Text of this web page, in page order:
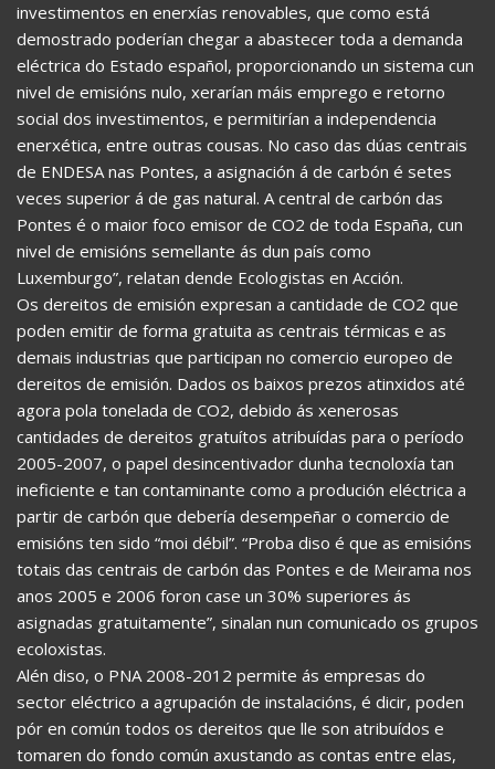
investimentos en enerxías renovables, que como está
demostrado poderían chegar a abastecer toda a demanda
eléctrica do Estado español, proporcionando un sistema cun
nivel de emisións nulo, xerarían máis emprego e retorno
social dos investimentos, e permitirían a independencia
enerxética, entre outras cousas. No caso das dúas centrais
de ENDESA nas Pontes, a asignación á de carbón é setes
veces superior á de gas natural. A central de carbón das
Pontes é o maior foco emisor de CO2 de toda España, cun
nivel de emisións semellante ás dun país como
Luxemburgo”, relatan dende Ecologistas en Acción.
Os dereitos de emisión expresan a cantidade de CO2 que
poden emitir de forma gratuita as centrais térmicas e as
demais industrias que participan no comercio europeo de
dereitos de emisión. Dados os baixos prezos atinxidos até
agora pola tonelada de CO2, debido ás xenerosas
cantidades de dereitos gratuítos atribuídas para o período
2005-2007, o papel desincentivador dunha tecnoloxía tan
ineficiente e tan contaminante como a produción eléctrica a
partir de carbón que debería desempeñar o comercio de
emisións ten sido “moi débil”. “Proba diso é que as emisións
totais das centrais de carbón das Pontes e de Meirama nos
anos 2005 e 2006 foron case un 30% superiores ás
asignadas gratuitamente”, sinalan nun comunicado os grupos
ecoloxistas.
Alén diso, o PNA 2008-2012 permite ás empresas do
sector eléctrico a agrupación de instalacións, é dicir, poden
pór en común todos os dereitos que lle son atribuídos e
tomaren do fondo común axustando as contas entre elas,